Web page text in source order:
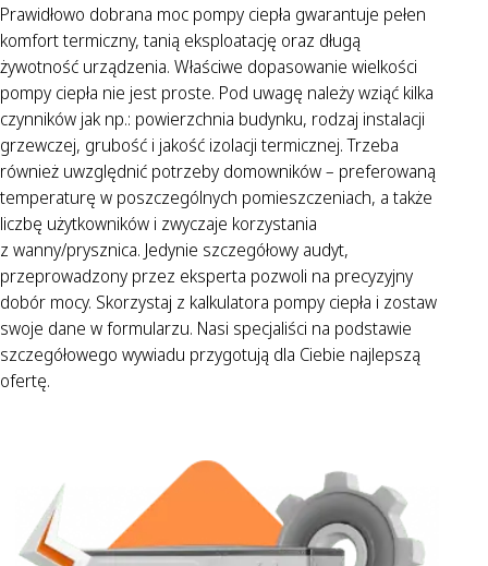
Prawidłowo dobrana moc pompy ciepła gwarantuje pełen
komfort termiczny, tanią eksploatację oraz długą
żywotność urządzenia. Właściwe dopasowanie wielkości
pompy ciepła nie jest proste. Pod uwagę należy wziąć kilka
czynników jak np.: powierzchnia budynku, rodzaj instalacji
grzewczej, grubość i jakość izolacji termicznej. Trzeba
również uwzględnić potrzeby domowników – preferowaną
temperaturę w poszczególnych pomieszczeniach, a także
liczbę użytkowników i zwyczaje korzystania
z wanny/prysznica. Jedynie szczegółowy audyt,
przeprowadzony przez eksperta pozwoli na precyzyjny
dobór mocy. Skorzystaj z kalkulatora pompy ciepła i zostaw
swoje dane w formularzu. Nasi specjaliści na podstawie
szczegółowego wywiadu przygotują dla Ciebie najlepszą
ofertę.